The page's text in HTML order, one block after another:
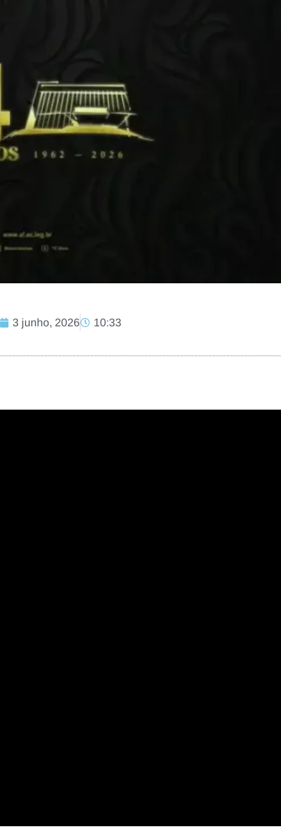
3 junho, 2026 10:33